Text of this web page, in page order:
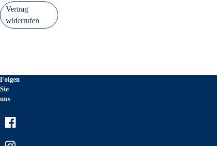
Vertrag
widerrufen
Folgen
Sie
uns